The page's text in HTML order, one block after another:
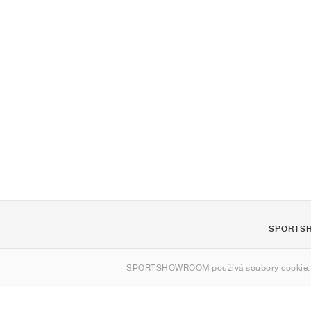
SPORTSHOWROOM používá souboryKontakt